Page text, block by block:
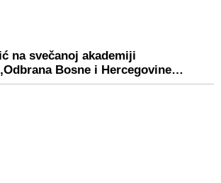
na svečanoj akademiji
Bosne i Hercegovine…